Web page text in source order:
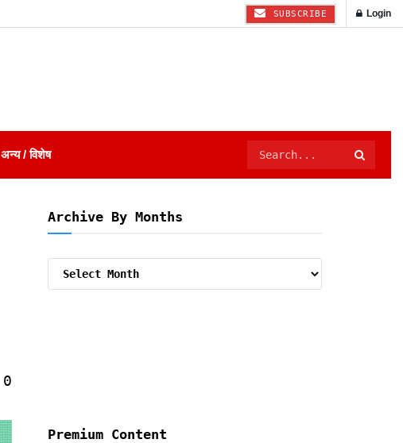
SUBSCRIBE Login
अन्य / विशेष
0
Archive By Months
Premium Content